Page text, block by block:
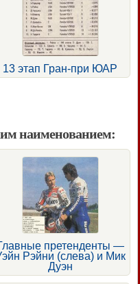
13 этап Гран-при ЮАР
наименованием:
претенденты —
Рэйни (слева) и Мик
Дуэн